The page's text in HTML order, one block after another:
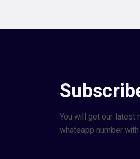
You will get our latest
whatsapp number